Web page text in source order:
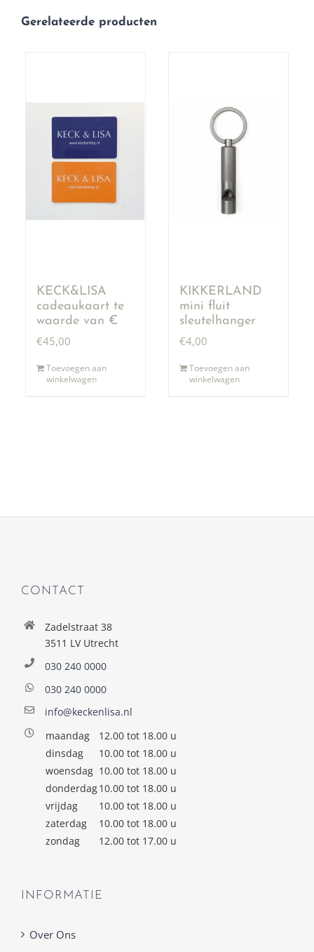
Gerelateerde producten
KECK&LISA
cadeaukaart te
waarde van €
50,00
€45,00
Toevoegen aan
winkelwagen
KIKKERLAND
mini fluit
sleutelhanger
€4,00
Toevoegen aan
winkelwagen
CONTACT
Zadelstraat 38
3511 LV Utrecht
030 240 0000
030 240 0000
info@keckenlisa.nl
maandag
12.00 tot 18.00 u
dinsdag
10.00 tot 18.00 u
woensdag 10.00 tot 18.00 u
donderdag10.00 tot 18.00 u
vrijdag
10.00 tot 18.00 u
zaterdag
10.00 tot 18.00 u
zondag
12.00 tot 17.00 u
INFORMATIE
Over Ons